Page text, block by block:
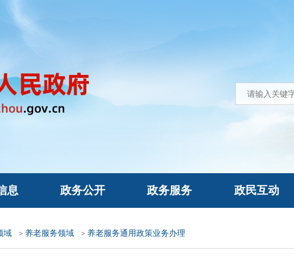
息 政务公开 政务服务 政民互动
域 > 养老服务领域 > 养老服务通用政策业务办理